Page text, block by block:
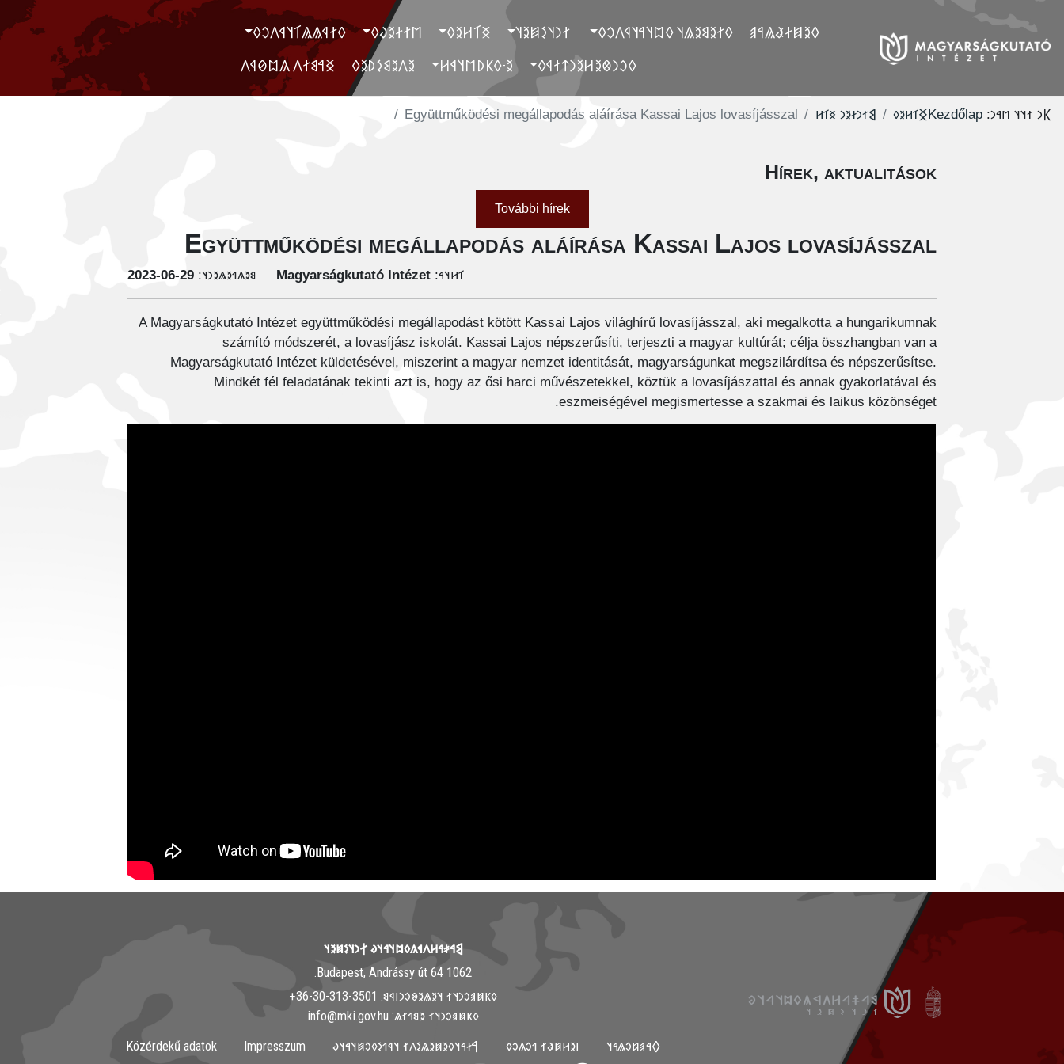
𐲓𐲉𐲯𐲇𐲟𐲖𐲀𐲠
‮ 𐲓𐲐𐲉𐲘𐲉𐲖𐲦 𐲓𐲪𐲦𐲀𐲦𐲁𐲤𐲛𐲓
‮ 𐲐𐲙𐲦𐲋𐲯𐲉𐲦
‮𐲏𐲑𐲢𐲉𐲓
‮𐲮𐲐𐲇𐲉𐲜𐲓
‮𐲓𐲐𐲁𐲖𐲖𐲑𐲦𐲁𐲤𐲛𐲓
‮𐲓𐲛𐲙𐲌𐲉𐲢𐲉𐲙𐲄𐲐𐲁𐲓
‮𐲉-𐲓𐲞𐲚𐲮𐲦𐲁𐲢
‮𐲉𐲤𐲉𐲘𐲋𐲚𐲉𐲓
‮ ‮𐲏𐲀𐲘𐲐𐲤 𐲍𐲪𐲗𐲁𐲤
𐲞𐳙 𐳐𐳦𐳦 𐳮𐳀𐳙:
Kezdőlap
‮𐲏𐳑𐳢𐳉𐳓
‮𐲘𐳐𐳙𐳇𐳉𐳙 𐳏𐳑𐳢
Együttműködési megállapodás aláírása Kassai Lajos lovasíjásszal
Hírek, aktualitások
További hírek
Együttműködési megállapodás aláírása Kassai Lajos lovasíjásszal
𐳑𐳢𐳦𐳀:
Magyarságkutató Intézet
𐳘𐳉𐳍𐳒𐳉𐳖𐳉𐳙𐳦:
‭2023-06-29
A Magyarságkutató Intézet együttműködési megállapodást kötött Kassai Lajos világhírű lovasíjásszal, aki megalkotta a hungarikumnak
számító módszerét, a lovasíjász iskolát. Kassai Lajos népszerűsíti, terjeszti a magyar kultúrát; célja összhangban van a
Magyarságkutató Intézet küldetésével, miszerint a magyar nemzet identitását, magyarságunkat megszilárdítsa és népszerűsítse.
Mindkét fél feladatának tekinti azt is, hogy az ősi harci művészetekkel, köztük a lovasíjászattal és annak gyakorlatával és
eszmeiségével megismertesse a szakmai és laikus közönséget.
𐲘𐳀𐳎𐳀𐳢𐳤𐳁𐳍𐳓𐳪𐳦𐳀𐳦𐳜 𐲐𐳙𐳦𐳋𐳯𐳉𐳦
1062 Budapest, Andrássy út 64.
𐳓𐳞𐳯𐳠𐳛𐳙𐳦𐳐 𐳦𐳉𐳖𐳉𐳌𐳛𐳙𐳥𐳁𐳘: ‭+36-30-313-3501
𐳓𐳞𐳯𐳠𐳛𐳙𐳦𐳐 𐳉𐳘𐳀𐳐𐳖: info@mki.gov.hu
𐲓𐳀𐳠𐳆𐳛𐳖𐳀𐳦
𐳺𐳉𐳢𐳯𐳟𐳐 𐳒𐳛𐳍𐳛𐳓
𐲀𐳇𐳀𐳦𐳓𐳉𐳯𐳉𐳖𐳋𐳤𐳐 𐳦𐳁𐳒𐳋𐳓𐳛𐳯𐳦𐳀𐳦𐳜
Közérdekű adatok Impresszum